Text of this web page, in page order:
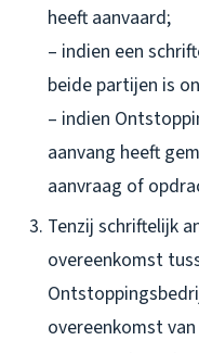
heeft aanvaard;
– indien een
beide partijen is
– indien
aanvang heeft
aanvraag of
Tenzij schriftelijk
overeenkomst
overeenkomst